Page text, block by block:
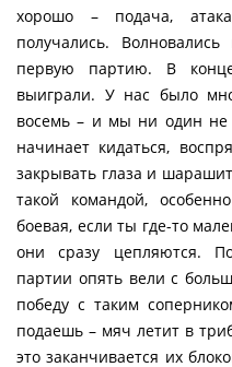
хорошо – подача,
получались.
первую партию. В
выиграли. У нас было
восемь – и мы ни один не
начинает кидаться,
закрывать глаза и
такой командой,
боевая, если ты где-то
они сразу цепляются.
партии опять вели с
победу с таким
подаешь – мяч летит в
это заканчивается их